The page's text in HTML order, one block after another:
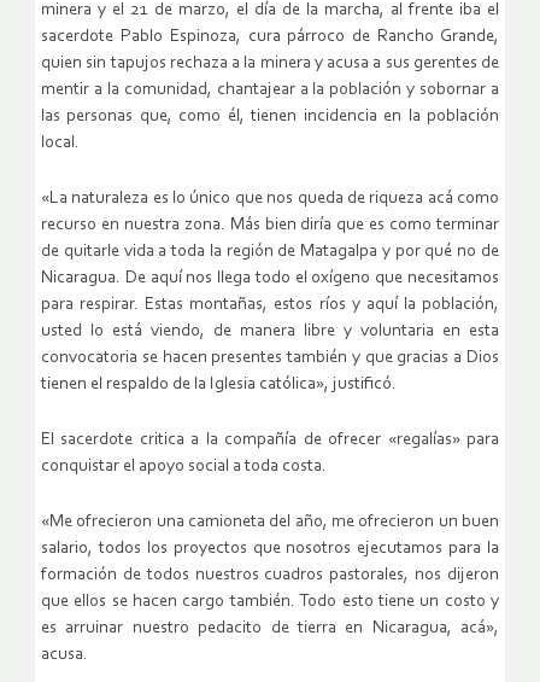
minera y el 21 de marzo, el día de la marcha, al frente iba el
sacerdote Pablo Espinoza, cura párroco de Rancho Grande,
quien sin tapujos rechaza a la minera y acusa a sus gerentes de
mentir a la comunidad, chantajear a la población y sobornar a
las personas que, como él, tienen incidencia en la población
local.
«La naturaleza es lo único que nos queda de riqueza acá como
recurso en nuestra zona. Más bien diría que es como terminar
de quitarle vida a toda la región de Matagalpa y por qué no de
Nicaragua. De aquí nos llega todo el oxígeno que necesitamos
para respirar. Estas montañas, estos ríos y aquí la población,
usted lo está viendo, de manera libre y voluntaria en esta
convocatoria se hacen presentes también y que gracias a Dios
tienen el respaldo de la Iglesia católica», justificó.
El sacerdote critica a la compañía de ofrecer «regalías» para
conquistar el apoyo social a toda costa.
«Me ofrecieron una camioneta del año, me ofrecieron un buen
salario, todos los proyectos que nosotros ejecutamos para la
formación de todos nuestros cuadros pastorales, nos dijeron
que ellos se hacen cargo también. Todo esto tiene un costo y
es arruinar nuestro pedacito de tierra en Nicaragua, acá»,
acusa.